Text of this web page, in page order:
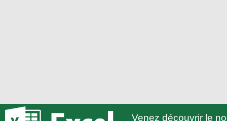
Venez découvrir le